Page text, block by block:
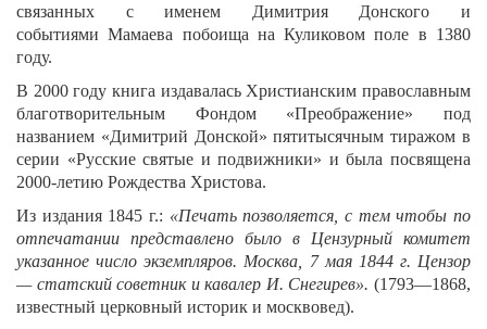
связанных с именем Димитрия Донского и
событиями Мамаева побоища на Куликовом поле в 1380
году.
В 2000 году книга издавалась Христианским православным
благотворительным Фондом «Преображение» под
названием «Димитрий Донской» пятитысячным тиражом в
серии «Русские святые и подвижники» и была посвящена
2000-летию Рождества Христова.
Из издания 1845 г.: «Печать позволяется, с тем чтобы по
отпечатании представлено было в Цензурный комитет
указанное число экземпляров. Москва, 7 мая 1844 г. Цензор
— статский советник и кавалер И. Снегирев». (1793—1868,
известный церковный историк и москвовед).